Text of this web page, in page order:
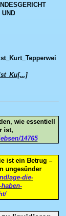
UND
wie essentiell
ist,
14765
ist ein Betrug –
ungesünder
die-